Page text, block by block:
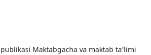
Maktabgacha va maktab ta’limi